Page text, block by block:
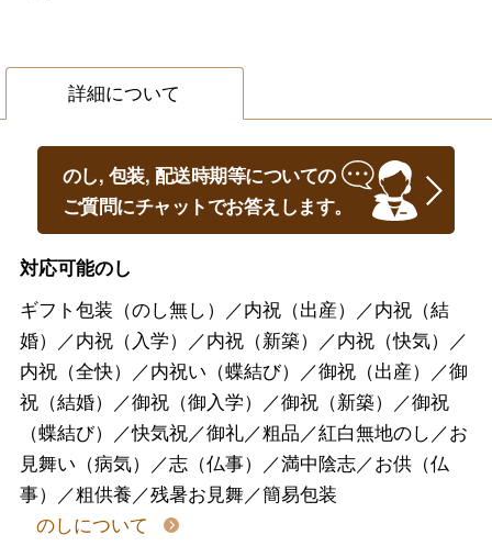
詳細について
のし, 包装, 配送時期等についての
ご質問にチャットでお答えします。
対応可能のし
ギフト包装（のし無し）／内祝（出産）／内祝（結
婚）／内祝（入学）／内祝（新築）／内祝（快気）／
内祝（全快）／内祝い（蝶結び）／御祝（出産）／御
祝（結婚）／御祝（御入学）／御祝（新築）／御祝
（蝶結び）／快気祝／御礼／粗品／紅白無地のし／お
見舞い（病気）／志（仏事）／満中陰志／お供（仏
事）／粗供養／残暑お見舞／簡易包装
のしについて